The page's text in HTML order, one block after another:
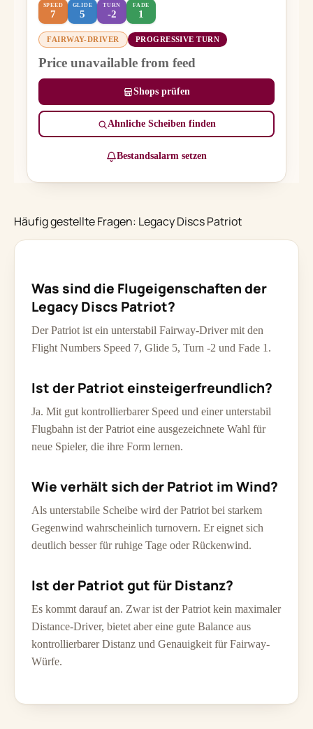
SPEED
7
GLIDE
5
TURN
-2
FADE
1
FAIRWAY-DRIVER PROGRESSIVE TURN
Price unavailable from feed
Shops prüfen
Ähnliche Scheiben finden
Bestandsalarm setzen
Häufig gestellte Fragen: Legacy Discs Patriot
Was sind die Flugeigenschaften der
Legacy Discs Patriot?
Der Patriot ist ein unterstabil Fairway-Driver mit den
Flight Numbers Speed 7, Glide 5, Turn -2 und Fade 1.
Ist der Patriot einsteigerfreundlich?
Ja. Mit gut kontrollierbarer Speed und einer unterstabil
Flugbahn ist der Patriot eine ausgezeichnete Wahl für
neue Spieler, die ihre Form lernen.
Wie verhält sich der Patriot im Wind?
Als unterstabile Scheibe wird der Patriot bei starkem
Gegenwind wahrscheinlich turnovern. Er eignet sich
deutlich besser für ruhige Tage oder Rückenwind.
Ist der Patriot gut für Distanz?
Es kommt darauf an. Zwar ist der Patriot kein maximaler
Distance-Driver, bietet aber eine gute Balance aus
kontrollierbarer Distanz und Genauigkeit für Fairway-
Würfe.